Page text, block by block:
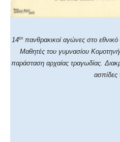
14οιπανθρακικοί αγώνες στο εθνικό
Μαθητές του γυμνασίου
παράσταση αρχαίας τραγωδίας.
ασπίδες